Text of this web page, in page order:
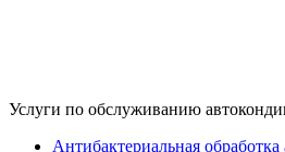
Услуги по обслуживанию
Антибактериальная